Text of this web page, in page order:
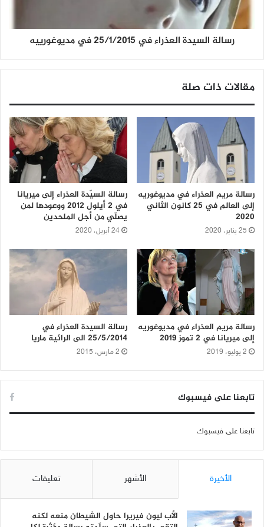
رسالة السيدة العذراء في 25/1/2015 في مديوغورييه
مقالات ذات صلة
رسالة مريم العذراء في مديوغوريه
إلى العالم في 25 كانون الثاني
2020
25 يناير، 2020
رسالة السيّدة العذراء إلى ميريانا
في 2 أيلول 2012 ووعودها لمن
يصلّي من أجل الملحدين
24 أبريل، 2020
رسالة مريم العذراء في مديوغوريه
إلى ميريانا في 2 تموز 2019
2 يوليو، 2019
رسالة السيدة العذراء في
25/5/2014 الى الرائية ماريا
2 مارس، 2015
تابعنا على فيسبوك
تابعنا على فيسبوك
الأخيرة الأشهر تعليقات
الأب ليون فيريرا حاول الشيطان منعه لكنه